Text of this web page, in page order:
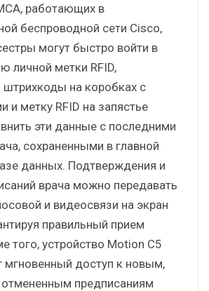
работающих в
беспроводной сети Cisco,
могут быстро войти в
личной метки RFID,
штрихкоды на коробках с
и метку RFID на запястье
эти данные с последними
сохраненными в главной
данных. Подтверждения и
врача можно передавать
и видеосвязи на экран
правильный прием
того, устройство Motion C5
мгновенный доступ к новым,
предписаниям